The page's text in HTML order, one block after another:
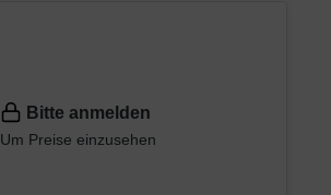
Bitte anmelden
Um Preise einzusehen